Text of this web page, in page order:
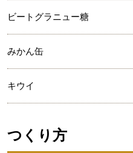
ビートグラニュー糖
みかん缶
キウイ
つくり方